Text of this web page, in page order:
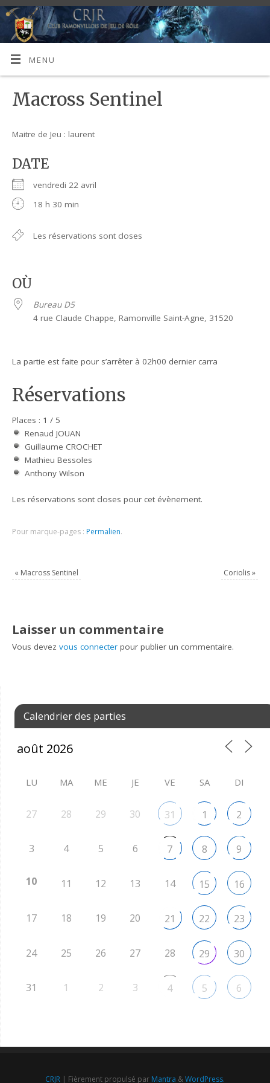
MENU
Macross Sentinel
Maitre de Jeu : laurent
DATE
vendredi 22 avril
18 h 30 min
Les réservations sont closes
OÙ
Bureau D5
4 rue Claude Chappe, Ramonville Saint-Agne, 31520
La partie est faite pour s’arrêter à 02h00 dernier carra
Réservations
Places : 1 / 5
Renaud JOUAN
Guillaume CROCHET
Mathieu Bessoles
Anthony Wilson
Les réservations sont closes pour cet évènement.
Pour marque-pages : Permalien.
« Macross Sentinel Coriolis»
Laisser un commentaire
Vous devezvous connecter pour publier un commentaire.
Calendrier des parties
LU MA ME JE VE SA DI
27 28 29 30 31 1 2
3 4 5 6 7 8 9
10 11 12 13 14 15 16
17 18 19 20 21 22 23
24 25 26 27 28 29 30
31 1 2 3 4 5 6
CRJR | Fièrement propulsé par Mantra &WordPress.